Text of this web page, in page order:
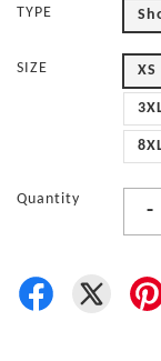
TYPE
SIZE XS
Quantity
-